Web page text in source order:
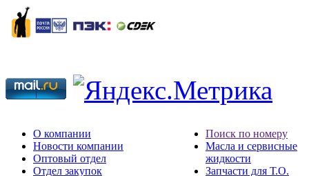
О компании
Новости компании
Оптовый отдел
Отдел закупок
Поиск по номеру
Масла и сервисные
жидкости
Запчасти для Т.О.